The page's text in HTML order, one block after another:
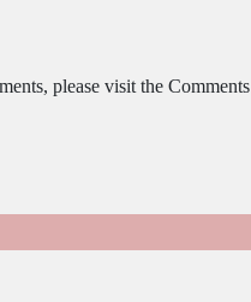
please visit the Comments